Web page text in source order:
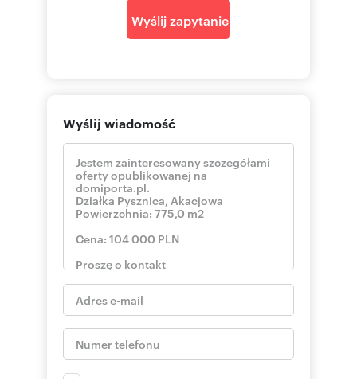
Wyślij zapytanie
Wyślij wiadomość